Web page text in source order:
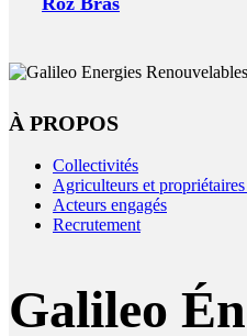
À PROPOS
Collectivités
Agriculteurs et
Acteurs engagés
Recrutement
Galileo